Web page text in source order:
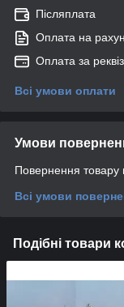
Післяплата
Оплата на
Оплата за
Всі умови оплати
Умови
Повернення товару
Всі умови
Подібні товари